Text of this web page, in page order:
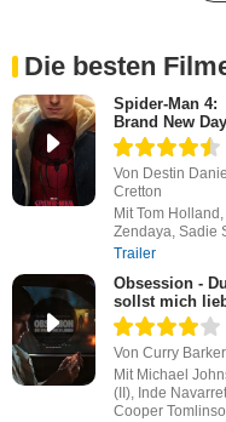
Die besten
Spider-Man 4:
Brand New Day
Von Destin Daniel
Cretton
Mit Tom Holland,
Zendaya, Sadie
Trailer
Obsession - Du
sollst mich
Von Curry Barker
Mit Michael
(II), Inde
Cooper